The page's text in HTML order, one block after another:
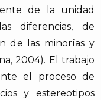
de la unidad
diferencias, de
de las minorías y
2004). El trabajo
el proceso de
y estereotipos